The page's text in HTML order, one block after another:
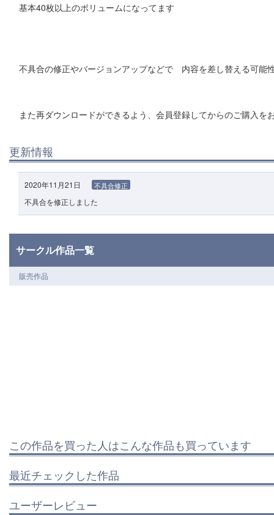
基本40枚以上のボリュームになってます
不具合の修正やバージョンアップなどで 内容を差し替える可能
また再ダウンロードができるよう、会員登録してからのご購入を
更新情報
2020年11月21日 不具合修正
不具合を修正しました
サークル作品一覧
販売作品
この作品を買った人はこんな作品も買っています
最近チェックした作品
ユーザーレビュー